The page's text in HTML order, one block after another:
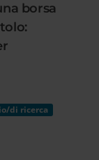
borsa
di ricerca